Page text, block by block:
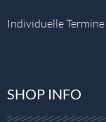
Individuelle
SHOP INFO